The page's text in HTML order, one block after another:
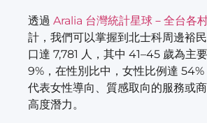
透過 Aralia 台灣統計星球－全台各
計，我們可以掌握到北士科周邊裕
口達 7,781 人，其中 41–45 歲為主
9%，在性別比中，女性比例達 54%
代表女性導向、質感取向的服務或
高度潛力。